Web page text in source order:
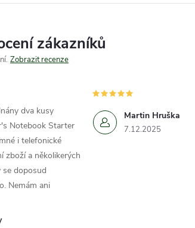
zákazníků
Zobrazit recenze
dva kusy
Notebook Starter
i telefonické
zboží a několikerých
se doposud
Nemám ani
Martin Hruška
7.12.2025